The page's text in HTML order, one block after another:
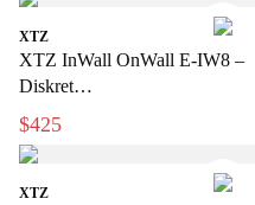
XTZ
XTZ InWall OnWall E-IW8 –
Diskret
vägg-/inbyggnadshögtalare med
stort ljud
$425
XTZ